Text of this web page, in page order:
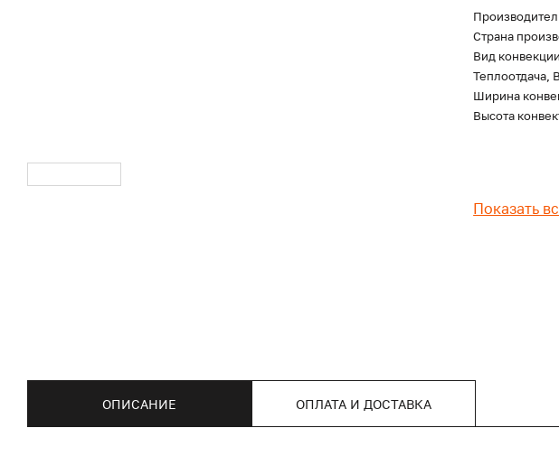
Страна
Вид конвекции
Теплоотдача,
Ширина
Высота
Показать
ОПИСАНИЕ ОПЛАТА И ДОСТАВКА